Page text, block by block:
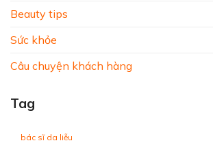
Beauty tips
Sức khỏe
Câu chuyện khách hàng
Tag
bác sĩ da liễu